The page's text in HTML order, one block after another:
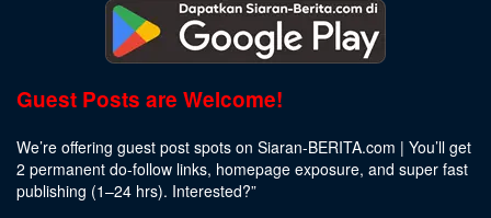
Guest Posts are Welcome!
We’re offering guest post spots on Siaran-BERITA.com | You’ll get
2 permanent do-follow links, homepage exposure, and super fast
publishing (1–24 hrs). Interested?”